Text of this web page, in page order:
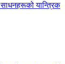
यान्त्रिक